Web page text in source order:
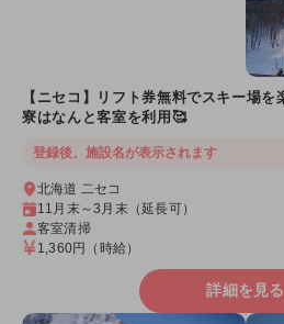
【ニセコ】リフト券無料でスキー場
寮はなんと客室を利用🥰
登録後、施設名が表示されます
北海道 二セコ
11月末～3月末（延長可）
客室清掃
1,360円 （時給）
詳細を見る